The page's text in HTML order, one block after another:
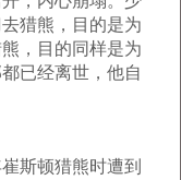
猎熊，目的是为
，目的同样是为
已经离世，他自
斯顿猎熊时遭到